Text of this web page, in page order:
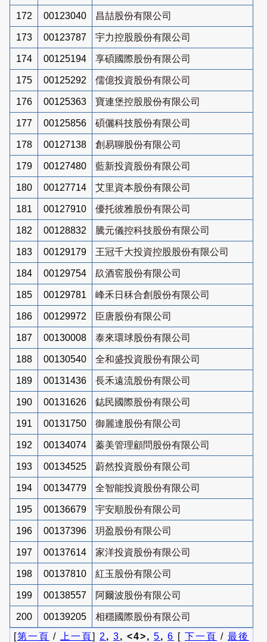
172 00123040 昌喆股份有限公司
173 00123787 宇力控股股份有限公司
174 00125194 享碩國際股份有限公司
175 00125292 儒億投資股份有限公司
176 00125363 寶連堡控股股份有限公司
177 00125856 碩儷科技股份有限公司
178 00127138 創易聊股份有限公司
179 00127480 藍新投資股份有限公司
180 00127714 艾里資本股份有限公司
181 00127910 優托彼雅股份有限公司
182 00128832 騰元儀控科技股份有限公司
183 00129179 王冠千大投資控股股份有限公司
184 00129754 镹酒窖股份有限公司
185 00129781 峰禾日秝合創股份有限公司
186 00129972 臣唐股份有限公司
187 00130008 泰來環球股份有限公司
188 00130540 全和盛投資股份有限公司
189 00131436 長禾遠流股份有限公司
190 00131626 鋕民國際股份有限公司
191 00131750 御麗達股份有限公司
192 00134074 蓁美管理顧問股份有限公司
193 00134525 蔚然投資股份有限公司
194 00134779 全智能投資股份有限公司
195 00136679 宇安順股份有限公司
196 00137396 玥盈股份有限公司
197 00137614 家洋投資股份有限公司
198 00137810 紅玉股份有限公司
199 00138557 阿爾波股份有限公司
200 00139205
相穩國際股份有限公司
[第一頁 / 上一頁] 2 , 3, <4>, 5, 6 [ 下一頁 / 最後